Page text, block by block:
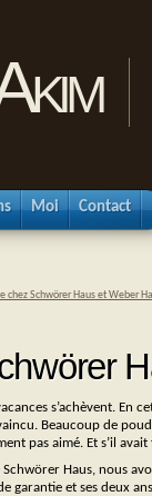
Moi Contact
chez Schwörer Haus et Weber
s’achèvent. En
Beaucoup de
pas aimé. Et s’il
Schwörer Haus, nous
garantie et ses deux